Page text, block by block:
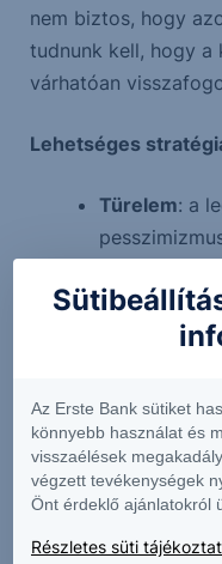
nem biztos, hogy
tudnunk kell, hogy a
várhatóan
Lehetséges
Türelem: a
magasra
súlyt
Elvárások
reálhozamot
szintről.
Az Erste Bank sütiket
könnyebb használat és
visszaélések
végzett tevékenységek
Önt érdeklő ajánlatokról
Részletes süti